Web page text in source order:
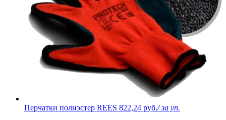
Перчатки полиэстер REES 822,24 руб./ за уп.